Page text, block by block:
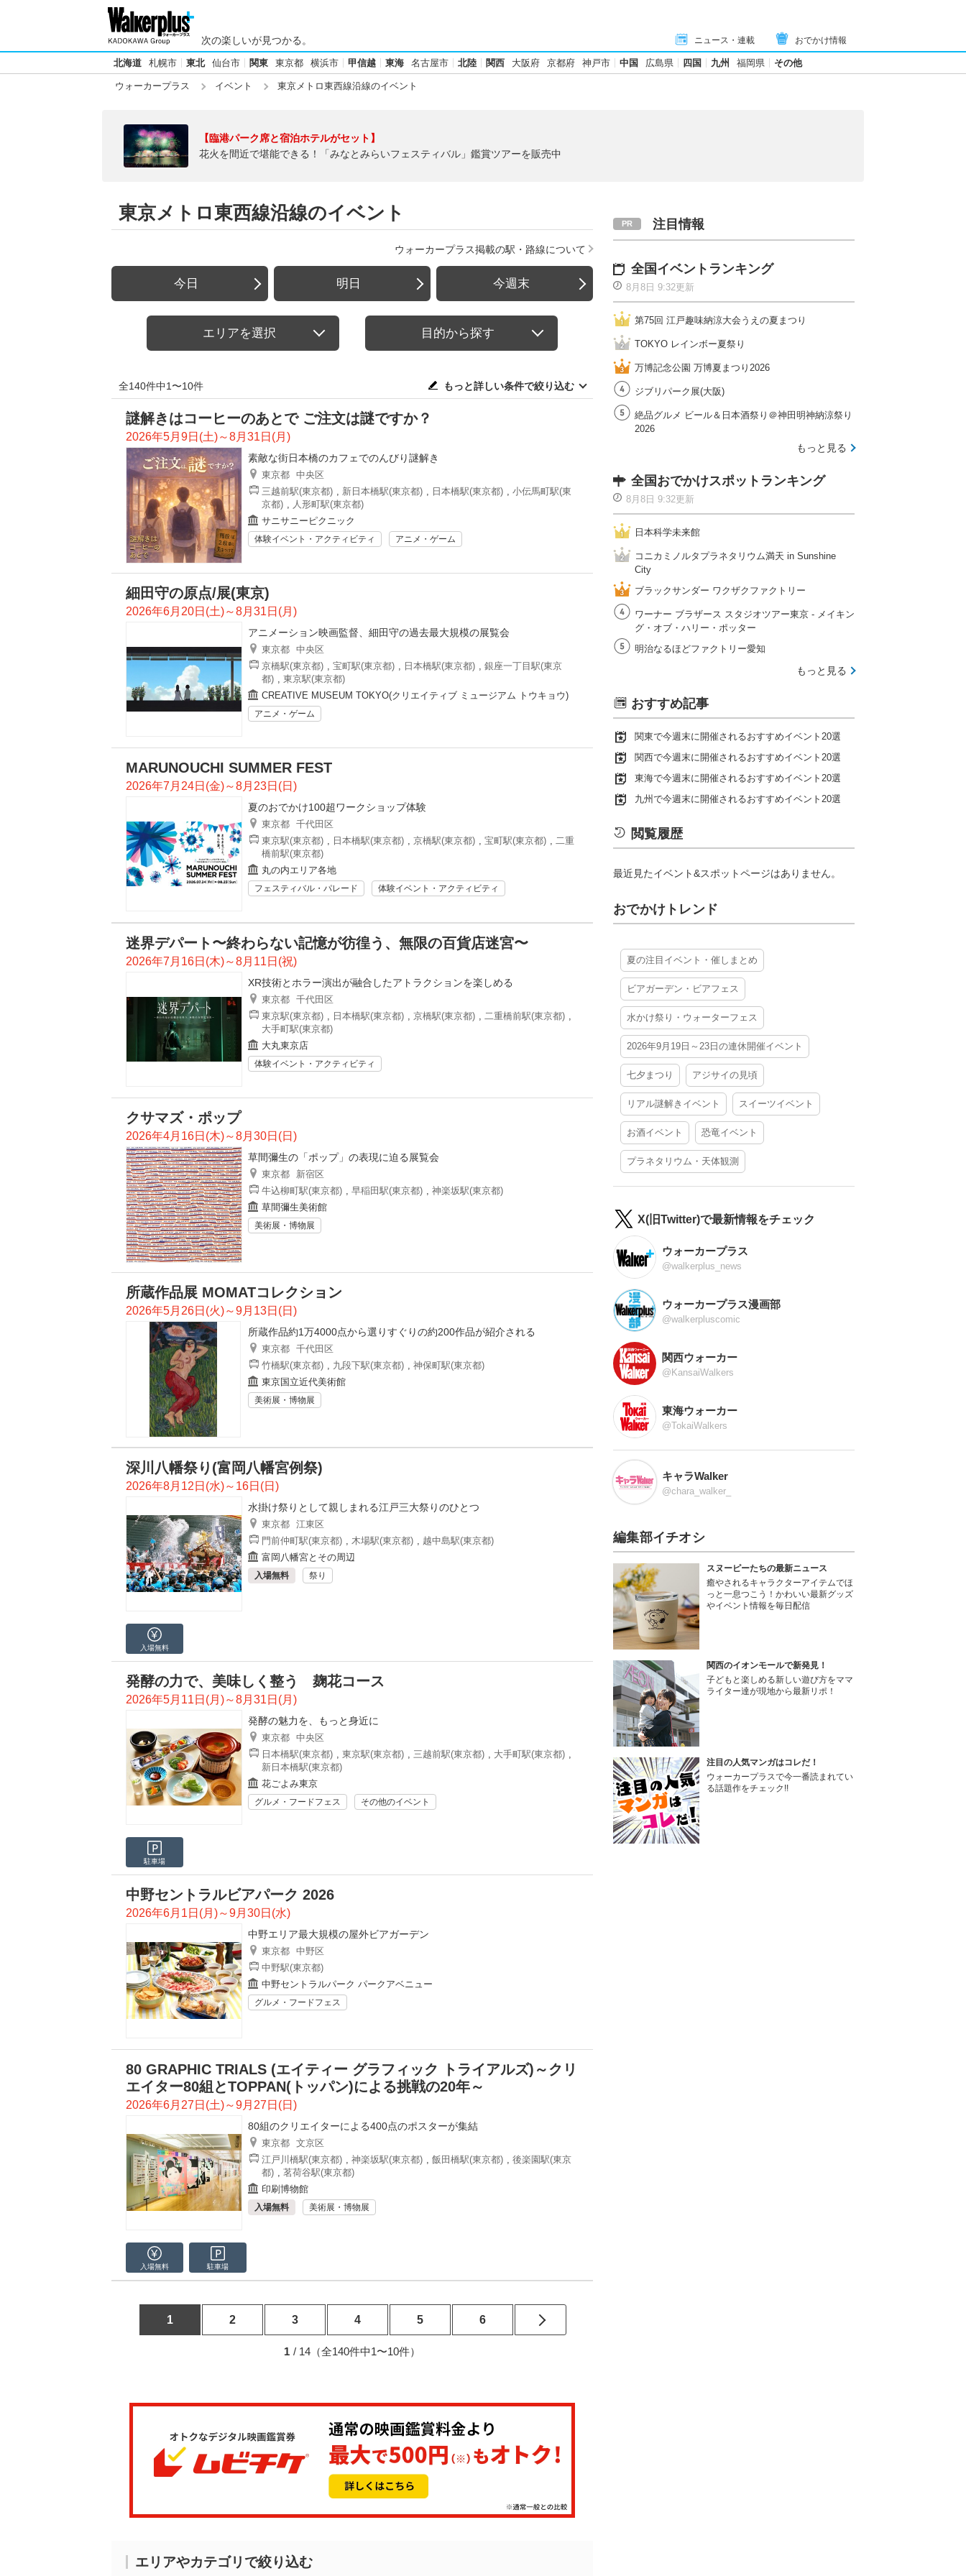
次の楽しいが見つかる。 ニュース・連載 おでかけ情報
北海道 札幌市 東北 仙台市 関東 東京都 横浜市 甲信越 東海 名古屋市 北陸 関西 大阪府 京都府 神戸市 中国 広島県 四国 九州 福岡県 その他
ウォーカープラス イベント 東京メトロ東西線沿線のイベント
【臨港パーク席と宿泊ホテルがセット】
花火を間近で堪能できる！「みなとみらいフェスティバル」鑑賞ツアーを販売中
東京メトロ東西線沿線のイベント
ウォーカープラス掲載の駅・路線について
今日 明日 今週末
エリアを選択 目的から探す
全140件中1〜10件 もっと詳しい条件で絞り込む
謎解きはコーヒーのあとで ご注文は謎ですか？
2026年5月9日(土)～8月31日(月)
素敵な街日本橋のカフェでのんびり謎解き
東京都 中央区
三越前駅(東京都) , 新日本橋駅(東京都) , 日本橋駅(東京都) , 小伝馬町駅(東
京都) , 人形町駅(東京都)
サニサニーピクニック
体験イベント・アクティビティ アニメ・ゲーム
細田守の原点/展(東京)
2026年6月20日(土)～8月31日(月)
アニメーション映画監督、細田守の過去最大規模の展覧会
東京都 中央区
京橋駅(東京都) , 宝町駅(東京都) , 日本橋駅(東京都) , 銀座一丁目駅(東京
都) , 東京駅(東京都)
CREATIVE MUSEUM TOKYO(クリエイティブ ミュージアム トウキョウ)
アニメ・ゲーム
MARUNOUCHI SUMMER FEST
2026年7月24日(金)～8月23日(日)
夏のおでかけ100超ワークショップ体験
東京都 千代田区
東京駅(東京都) , 日本橋駅(東京都) , 京橋駅(東京都) , 宝町駅(東京都) , 二重
橋前駅(東京都)
丸の内エリア各地
フェスティバル・パレード 体験イベント・アクティビティ
迷界デパート〜終わらない記憶が彷徨う、無限の百貨店迷宮〜
2026年7月16日(木)～8月11日(祝)
XR技術とホラー演出が融合したアトラクションを楽しめる
東京都 千代田区
東京駅(東京都) , 日本橋駅(東京都) , 京橋駅(東京都) , 二重橋前駅(東京都) ,
大手町駅(東京都)
大丸東京店
体験イベント・アクティビティ
クサマズ・ポップ
2026年4月16日(木)～8月30日(日)
草間彌生の「ポップ」の表現に迫る展覧会
東京都
新宿区
牛込柳町駅(東京都) , 早稲田駅(東京都) , 神楽坂駅(東京都)
草間彌生美術館
美術展・博物展
所蔵作品展 MOMATコレクション
2026年5月26日(火)～9月13日(日)
所蔵作品約1万4000点から選りすぐりの約200作品が紹介される
東京都 千代田区
竹橋駅(東京都) , 九段下駅(東京都) , 神保町駅(東京都)
東京国立近代美術館
美術展・博物展
深川八幡祭り(富岡八幡宮例祭)
2026年8月12日(水)～16日(日)
水掛け祭りとして親しまれる江戸三大祭りのひとつ
東京都 江東区
門前仲町駅(東京都) , 木場駅(東京都) , 越中島駅(東京都)
富岡八幡宮とその周辺
入場無料 祭り
入場無料
発酵の力で、美味しく整う 麹花コース
2026年5月11日(月)～8月31日(月)
発酵の魅力を、もっと身近に
東京都 中央区
日本橋駅(東京都) , 東京駅(東京都) , 三越前駅(東京都) , 大手町駅(東京都) ,
新日本橋駅(東京都)
花ごよみ東京
グルメ・フードフェス その他のイベント
駐車場
中野セントラルビアパーク 2026
2026年6月1日(月)～9月30日(水)
中野エリア最大規模の屋外ビアガーデン
東京都 中野区
中野駅(東京都)
中野セントラルパーク パークアベニュー
グルメ・フードフェス
80 GRAPHIC TRIALS (エイティー グラフィック トライアルズ)～クリ
エイター80組とTOPPAN(トッパン)による挑戦の20年～
2026年6月27日(土)～9月27日(日)
80組のクリエイターによる400点のポスターが集結
東京都 文京区
江戸川橋駅(東京都) , 神楽坂駅(東京都) , 飯田橋駅(東京都) , 後楽園駅(東京
都) , 茗荷谷駅(東京都)
印刷博物館
入場無料 美術展・博物展
入場無料 駐車場
1 2 3 4 5 6
1 / 14（全140件中1〜10件）
エリアやカテゴリで絞り込む
注目情報
全国イベントランキング
8月8日 9:32更新
第75回 江戸趣味納涼大会うえの夏まつり
TOKYO レインボー夏祭り
万博記念公園 万博夏まつり2026
ジブリパーク展(大阪)
絶品グルメ ビール＆日本酒祭り＠神田明神納涼祭り
2026
もっと見る
全国おでかけスポットランキング
8月8日 9:32更新
日本科学未来館
コニカミノルタプラネタリウム満天 in Sunshine
City
ブラックサンダー ワクザクファクトリー
ワーナー ブラザース スタジオツアー東京 ‐ メイキン
グ・オブ・ハリー・ポッター
明治なるほどファクトリー愛知
もっと見る
おすすめ記事
関東で今週末に開催されるおすすめイベント20選
関西で今週末に開催されるおすすめイベント20選
東海で今週末に開催されるおすすめイベント20選
九州で今週末に開催されるおすすめイベント20選
閲覧履歴
最近見たイベント&スポットページはありません。
おでかけトレンド
夏の注目イベント・催しまとめ
ビアガーデン・ビアフェス
水かけ祭り・ウォーターフェス
2026年9月19日～23日の連休開催イベント
七夕まつり アジサイの見頃
リアル謎解きイベント スイーツイベント
お酒イベント 恐竜イベント
プラネタリウム・天体観測
X(旧Twitter)で最新情報をチェック
ウォーカープラス
@walkerplus_news
ウォーカープラス漫画部
@walkerpluscomic
関西ウォーカー
@KansaiWalkers
東海ウォーカー
@TokaiWalkers
キャラWalker
@chara_walker_
編集部イチオシ
スヌーピーたちの最新ニュース
癒やされるキャラクターアイテムでほ
っと一息つこう！かわいい最新グッズ
やイベント情報を毎日配信
関西のイオンモールで新発見！
子どもと楽しめる新しい遊び方をママ
ライター達が現地から最新リポ！
注目の人気マンガはコレだ！
ウォーカープラスで今一番読まれてい
る話題作をチェック!!